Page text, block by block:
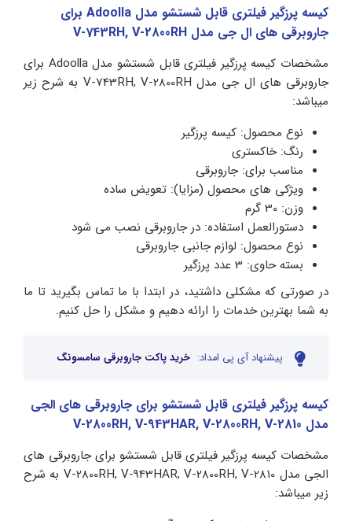
کیسه پرزگیر فیلتری قابل شستشو مدل Adoolla برای
جاروبرقی های ال جی مدل V-743RH, V-2800RH
مشخصات کیسه پرزگیر فیلتری قابل شستشو مدل Adoolla برای
جاروبرقی های ال جی مدل V-743RH, V-2800RH به شرح زیر
میباشد:
نوع محصول: کیسه پرزگیر
رنگ: خاکستری
مناسب برای: جاروبرقی
ویژکی های محصول (مزایا): تعویض ساده
وزن: 30 گرم
دستورالعمل استفاده: در جاروبرقی نصب می شود
نوع محصول: لوازم جانبی جاروبرقی
بسته حاوی: 3 عدد پرزگیر
در صورتی که مشکلی داشتید، در ابتدا با ما تماس بگیرید تا ما
به شما بهترین خدمات را ارائه دهیم و مشکل را حل کنیم.
پیشنهاد آی پی امداد: خرید پاکت جاروبرقی سامسونگ
کیسه پرزگیر فیلتری قابل شستشو برای جاروبرقی های الجی
مدل V-2800RH, V-943HAR, V-2800RH, V-2810
مشخصات کیسه پرزگیر فیلتری قابل شستشو برای جاروبرقی های
الجی مدل V-2800RH, V-943HAR, V-2800RH, V-2810 به شرح
زیر میباشد: